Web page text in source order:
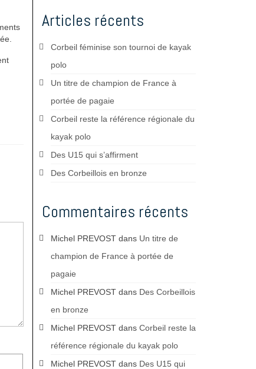
Articles récents
Corbeil féminise son tournoi de kayak
polo
Un titre de champion de France à
portée de pagaie
Corbeil reste la référence régionale du
kayak polo
Des U15 qui s’affirment
Des Corbeillois en bronze
Commentaires récents
Michel PREVOSTdans Un titre de
champion de France à portée de
pagaie
Michel PREVOSTdans Des Corbeillois
en bronze
Michel PREVOSTdans Corbeil reste la
référence régionale du kayak polo
Michel PREVOSTdans Des U15 qui